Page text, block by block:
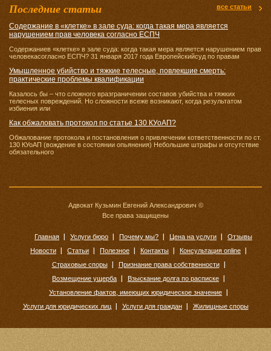
Последние статьи все статьи
Содержание в «клетке» в зале суда: когда такая мера является
нарушением прав человека согласно ЕСПЧ
Содержаниев «клетке» в зале суда: когда такая мера является нарушением прав
человекасогласно ЕСПЧ? 31 января 2017 года Европейскийсуд по правам
Умышленное убийство и тяжкие телесные, повлекшие смерть:
практические проблемы квалификации
Казалось бы – что сложного вразграничении составов убийства и тяжких
телесных повреждений. Но сложности всеже возникают, когда результатом
избиения или
Как обжаловать протокол по статье 130 КУоАП?
Обжалование протокола и постановления о привлечении кответственности по ст.
130 КУоАП (вождение в состоянии опьянения) Небольшие штрафы и отсутствие
обязательного
Адвокат Кузьмин Евгений Александрович ©
Все права защищены
Главная Услуги бюро Почему мы? Цена на услуги
Отзывы
Новости
Статьи Полезное Контакты
Консультация online
Страховые споры
Признание права собственности
Возмещение ущерба
Взыскание долга по расписке
Установление фактов, имеющих юридическое значение
Услуги для юридических лиц
Услуги для граждан Жилищные споры